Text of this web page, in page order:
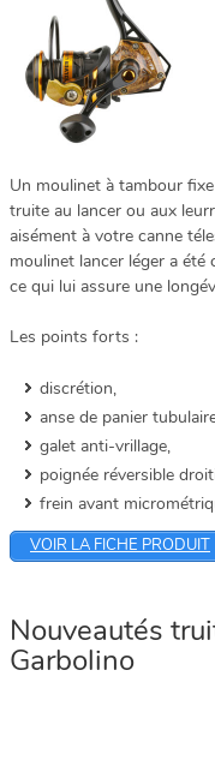
Un moulinet à tambour
truite au lancer ou aux
aisément à votre canne
moulinet lancer léger a
ce qui lui assure une
Les points forts :
discrétion,
anse de panier
galet anti-vrillage,
poignée réversible
frein avant
VOIR LA FICHE PRODUIT
Nouveautés
Garbolino